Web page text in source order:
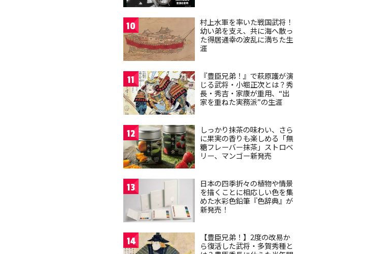
10
村上水軍を率いた戦国武将！
幼い弟を支え、共に海へ散っ
た得居通幸の波乱に満ちた生
涯
11
『豊臣兄弟！』で萩原護が演
じる武将・小堀正次とは？秀
長・秀吉・家康が重用、“出
家を重ねた実務派”の生涯
12
しっかり抹茶の味わい、さら
に果実の香りも楽しめる「無
糖フレーバー抹茶」ストロベ
リー、マンゴー新発売
13
日本の四季折々の植物や情景
を描くことに相応しい色を集
めた水彩色鉛筆『色辞典』が
新発売！
14
【豊臣兄弟！】2度の改易か
ら復活した武将・多賀秀種と